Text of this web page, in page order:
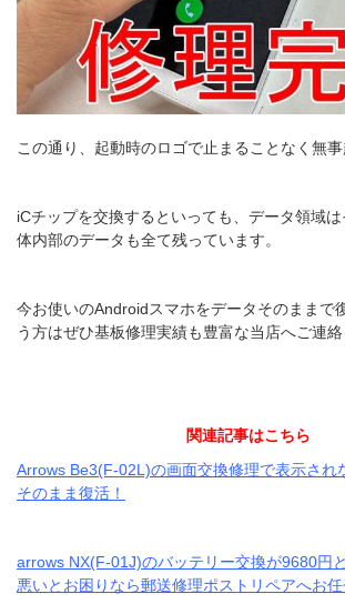
この通り、起動時のロゴで止まることなく無事
iCチップを交換するといっても、データ領域
体内部のデータも全て残っています。
今お使いのAndroidスマホをデータそのままで
う方はぜひ基板修理実績も豊富な当店へご連絡
関連記事はこちら
Arrows Be3(F-02L)の画面交換修理で表示され
そのまま復活！
arrows NX(F-01J)のバッテリー交換が9680円
悪いとお困りなら郵送修理ポストリペアへお任